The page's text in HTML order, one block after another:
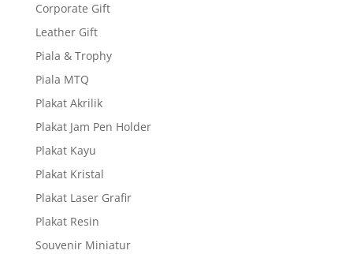
Corporate Gift
Leather Gift
Piala & Trophy
Piala MTQ
Plakat Akrilik
Plakat Jam Pen Holder
Plakat Kayu
Plakat Kristal
Plakat Laser Grafir
Plakat Resin
Souvenir Miniatur